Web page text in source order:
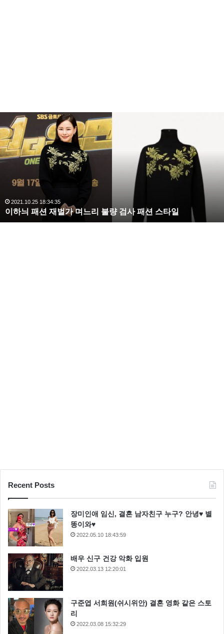
수
해
라
김
완
벽
한
2020.10.03 10:59:30
복수해라 김사랑, 완벽한 S라인 몸매 시선 압도
Recent Posts
장미인애 임신, 결혼 남자친구 누구? 안녕♥ 별
똥이와♥
2022.05.10 18:43:59
배우 신구 건강 악화 입원
2022.03.13 12:20:01
구준엽 서희원(쉬시위안) 결혼 영화 같은 스토
리
2022.03.08 15:32:29